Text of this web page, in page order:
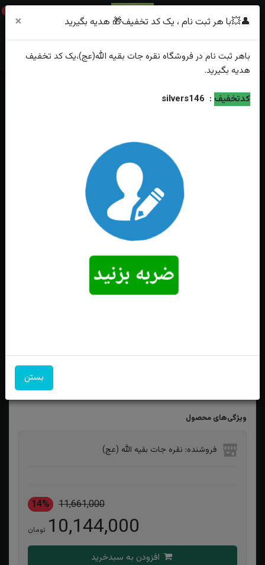
0
خانه
فهرست محصولات
انگشترنقره عقیق زرد شرف الشمس اصل(دعای شرف الشمس)تراش شمسه طرح
ویژگی‌های محصول
فروشنده: نقره جات بقیه الله (عج)
11,661,000
14%
10,144,000 تومان
👤💥با هر ثبت نام ، یک کد تخفیف🎁 هدیه بگیرید ×
باهر ثبت نام در فروشگاه نقره جات بقیه الله(عج)،یک کد تخفیف
هدیه بگیرید.
کدتخفیف :
silvers146
بستن